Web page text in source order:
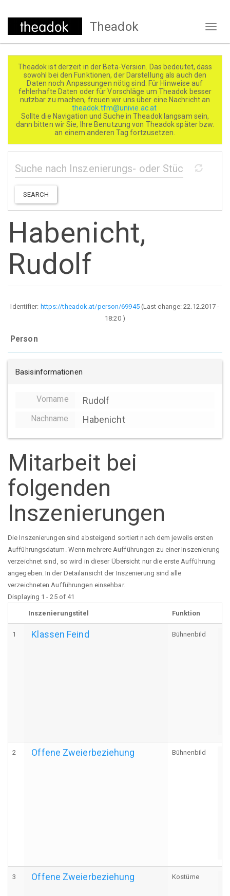
Direkt
Theadok
Theadok ist derzeit in der Beta-Version. Das bedeutet, dass
sowohl bei den Funktionen, der Darstellung als auch den
Daten noch Anpassungen nötig sind. Für Hinweise auf
fehlerhafte Daten oder für Vorschläge um Theadok besser
nutzbar zu machen, freuen wir uns über eine Nachricht an
theadok.tfm@univie.ac.at
Sollte die Navigation und Suche in Theadok langsam sein,
dann bitten wir Sie, Ihre Benutzung von Theadok später bzw.
an einem anderen Tag fortzusetzen.
SEARCH
Habenicht,
Rudolf
Identifier: https://theadok.at/person/69945(Last change:22.12.2017 -
18:20)
Person
Basisinformationen
Vorname Rudolf
Nachname Habenicht
Mitarbeit bei
folgenden
Inszenierungen
Die Inszenierungen sind absteigend sortiert nach dem jeweils ersten
Aufführungsdatum. Wenn mehrere Aufführungen zu einer Inszenierung
verzeichnet sind, so wird in dieser Übersicht nur die erste Aufführung
angegeben. In der Detailansicht der Inszenierung sind alle
verzeichneten Aufführungen einsehbar.
Displaying 1 - 25 of 41
Inszenierungstitel Funktion
1 Klassen Feind Bühnenbild
2 Offene Zweierbeziehung Bühnenbild
3 Offene Zweierbeziehung Kostüme